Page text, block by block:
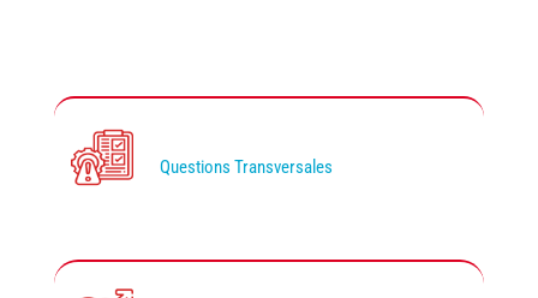
Questions Transversales